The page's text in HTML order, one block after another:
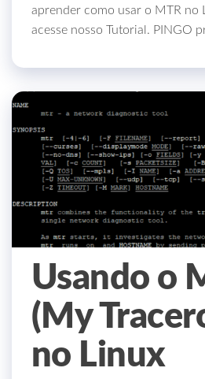
aprender como usar o MTR no
acesse nosso Tutorial. PINGO
Usando o
(My
no Linux